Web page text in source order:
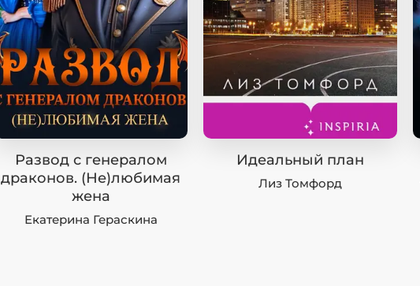
Развод с генералом
драконов. (Не)любимая
жена
Екатерина Гераскина
Идеальный план
Лиз Томфорд